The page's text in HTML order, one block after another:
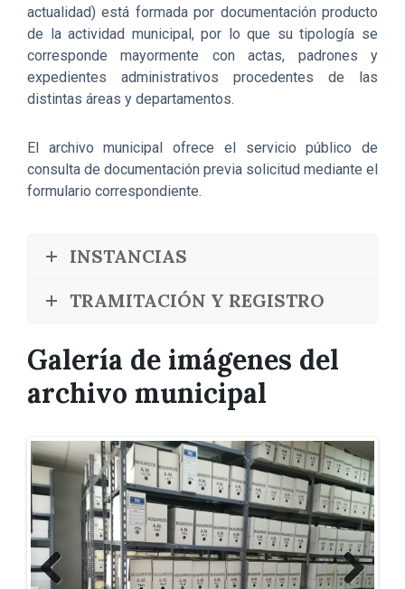
actualidad) está formada por documentación producto
de la actividad municipal, por lo que su tipología se
corresponde mayormente con actas, padrones y
expedientes administrativos procedentes de las
distintas áreas y departamentos.
El archivo municipal ofrece el servicio público de
consulta de documentación previa solicitud mediante el
formulario correspondiente.
INSTANCIAS
TRAMITACIÓN Y REGISTRO
Galería de imágenes del
archivo municipal